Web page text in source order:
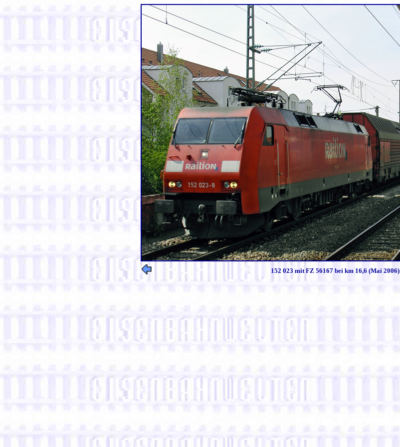
152 023 mit FZ 56167 bei km 16,6 (Mai 2006)